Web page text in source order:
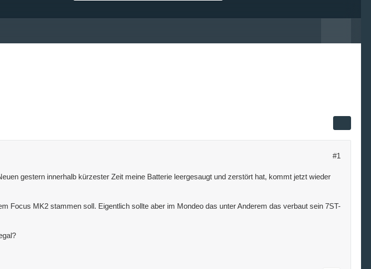
#1
gestern innerhalb kürzester Zeit meine Batterie leergesaugt und zerstört hat, kommt jetzt wieder
Focus MK2 stammen soll. Eigentlich sollte aber im Mondeo das unter Anderem das verbaut sein 7ST-